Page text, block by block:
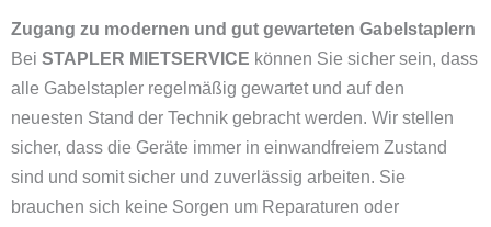
Zugang zu modernen und gut gewarteten Gabelstaplern
Bei STAPLER MIETSERVICE können Sie sicher sein, dass
alle Gabelstapler regelmäßig gewartet und auf den
neuesten Stand der Technik gebracht werden. Wir stellen
sicher, dass die Geräte immer in einwandfreiem Zustand
sind und somit sicher und zuverlässig arbeiten. Sie
brauchen sich keine Sorgen um Reparaturen oder